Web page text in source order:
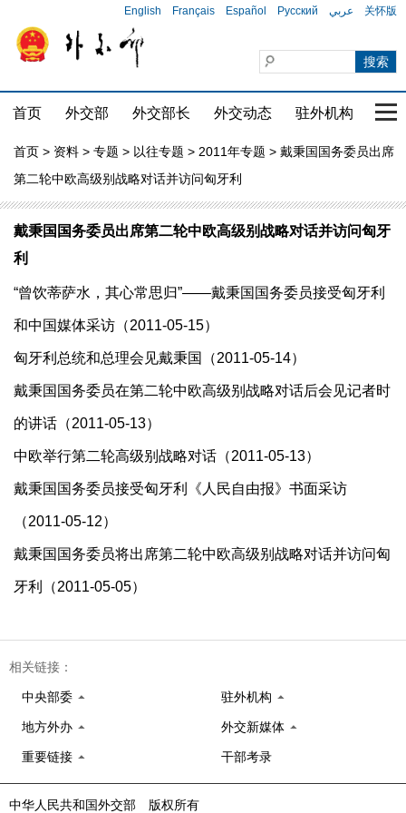
English Français Español Русский عربي 关怀版
首页 外交部 外交部长 外交动态 驻外机构 国
首页 > 资料 > 专题 > 以往专题 > 2011年专题 > 戴秉国国务委员出席
第二轮中欧高级别战略对话并访问匈牙利
戴秉国国务委员出席第二轮中欧高级别战略对话并访问匈牙
利
“曾饮蒂萨水，其心常思归”——戴秉国国务委员接受匈牙利
和中国媒体采访（2011-05-15）
匈牙利总统和总理会见戴秉国（2011-05-14）
戴秉国国务委员在第二轮中欧高级别战略对话后会见记者时
的讲话（2011-05-13）
中欧举行第二轮高级别战略对话（2011-05-13）
戴秉国国务委员接受匈牙利《人民自由报》书面采访
（2011-05-12）
戴秉国国务委员将出席第二轮中欧高级别战略对话并访问匈
牙利（2011-05-05）
相关链接：
中央部委 驻外机构
地方外办 外交新媒体
重要链接 干部考录
中华人民共和国外交部 版权所有